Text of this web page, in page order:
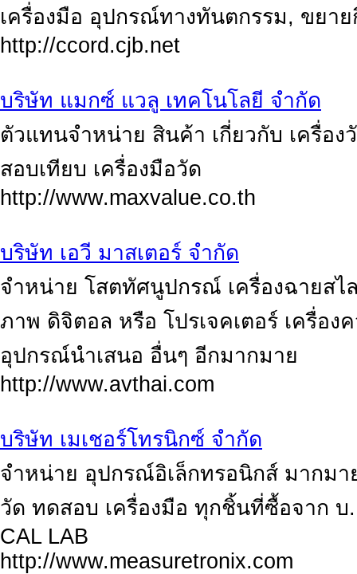
เครื่องมือ อุปกรณ์ทางทันตกรรม, ขยา
http://ccord.cjb.net
บริษัท แมกซ์ แวลู เทคโนโลยี จำกัด
ตัวแทนจำหน่าย สินค้า เกี่ยวกับ เครื่อง
สอบเทียบ เครื่องมือวัด
http://www.maxvalue.co.th
บริษัท เอวี มาสเตอร์ จำกัด
จำหน่าย โสตทัศนูปกรณ์ เครื่องฉายสไ
ภาพ ดิจิตอล หรือ โปรเจคเตอร์ เครื่อ
อุปกรณ์นำเสนอ อื่นๆ อีกมากมาย
http://www.avthai.com
บริษัท เมเชอร์โทรนิกซ์ จำกัด
จำหน่าย อุปกรณ์อิเล็กทรอนิกส์ มากมา
วัด ทดสอบ เครื่องมือ ทุกชิ้นที่ซื้อจาก บ
CAL LAB
http://www.measuretronix.com